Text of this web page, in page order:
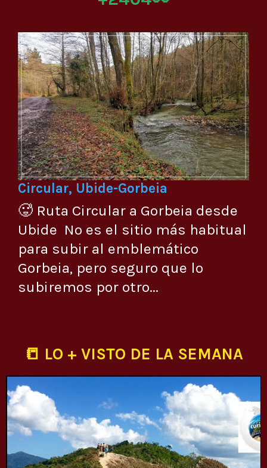
Circular, Ubide-Gorbeia
🥵 Ruta Circular a Gorbeia desde
Ubide No es el sitio más habitual
para subir al emblemático
Gorbeia, pero seguro que lo
subiremos por otro...
📒 LO + VISTO DE LA SEMANA